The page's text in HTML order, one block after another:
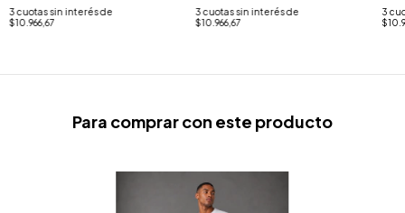
3 cuotas sin interés de
$10.966,67
3 cuotas sin interés de
$10.966,67
3
Para comprar con este producto